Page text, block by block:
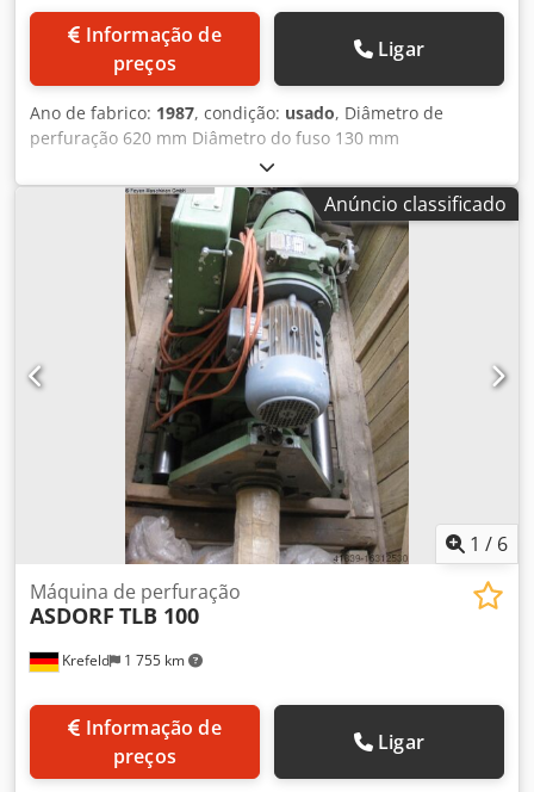
preços
Ligar
Ano de fabrico: 1987, condição: usado, Diâmetro de
perfuração 620 mm Diâmetro do fuso 130 mm
Profundidade de perfuração 320 mm Dcedpfjt I D Swex
Ailjk Avanço contínuo 0 - 12 mm/min Velocidade 10 - 70
rpm Alimentação eléctrica 380 V / 50 Hz Potência total
necessária 4 kW Peso da máquina aprox. 1,6 toneladas
Espaço necessário aprox. 2,0 x 1,2 x 1,3 m Máquina de
perfuração transportável, completamente pronta a ser
ligada, Acionamento do fuso de perfuração através de
redutor planetário LENZE, Acionamento do avanço com
motor LENZE DC, potência 160 watts, rotação no sentido
horário e anti-horário, com porta-ferramentas para Ø 420
e 620 mm, Suporte para ferramenta de faceamento LENZ
LPAS 3, vários aços de torneamento,
Anúncio classificado
1 / 6
Krefeld 1 755 km
Máquina de perfuração
ASDORF TLB 100
preços
Ligar